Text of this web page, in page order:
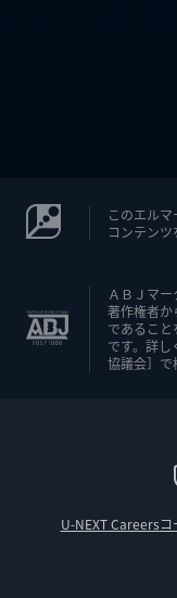
このエル
コンテン
ＡＢＪマー
著作権者か
であること
です。詳
協議会］で
U-NEXT Careers